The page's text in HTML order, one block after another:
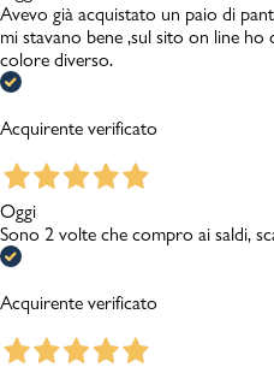
Avevo già acquistato un paio di
mi stavano bene ,sul sito on line
colore diverso.
Acquirente verificato
Oggi
Sono 2 volte che compro ai saldi,
Acquirente verificato